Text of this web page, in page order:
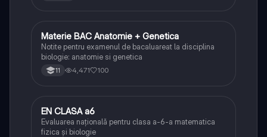
Biologie
Materie BAC Anatomie + Genetica
Notite pentru examenul de bacaluareat la disciplina
biologie: anatomie si genetica
11 4,471 100
Matematică
EN CLASA a6
Evaluarea națională pentru clasa a-6-a matematica
fizica și biologie